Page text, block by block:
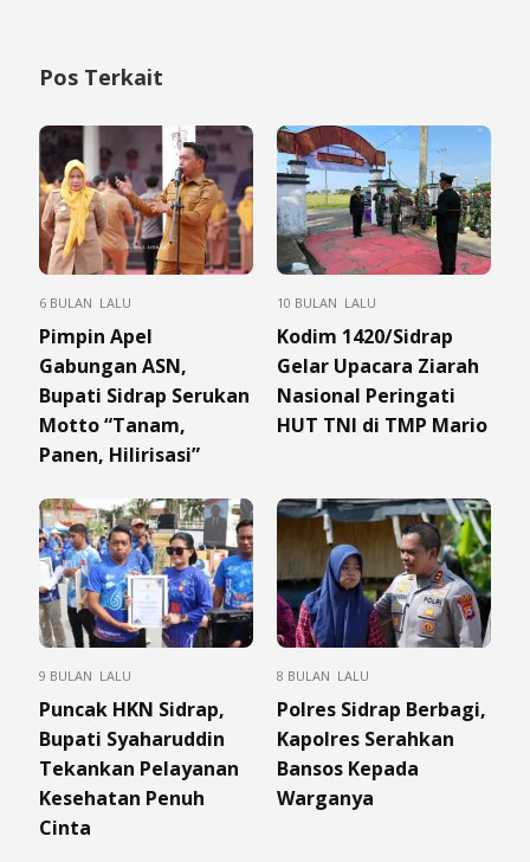
Pos Terkait
6 BULAN LALU
Pimpin Apel
Gabungan ASN,
Bupati Sidrap Serukan
Motto “Tanam,
Panen, Hilirisasi”
10 BULAN LALU
Kodim 1420/Sidrap
Gelar Upacara Ziarah
Nasional Peringati
HUT TNI di TMP Mario
9 BULAN LALU
Puncak HKN Sidrap,
Bupati Syaharuddin
Tekankan Pelayanan
Kesehatan Penuh
Cinta
8 BULAN LALU
Polres Sidrap Berbagi,
Kapolres Serahkan
Bansos Kepada
Warganya